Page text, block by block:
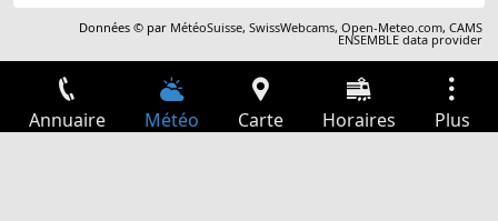
Données © par MétéoSuisse,SwissWebcams,Open-Meteo.com,CAMS
ENSEMBLE data provider
Annuaire Météo Carte Horaires Plus